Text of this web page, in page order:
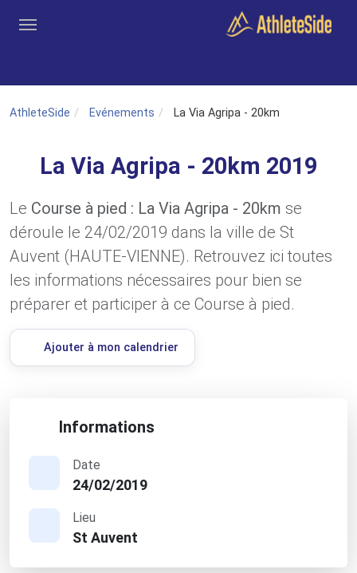
AthleteSide Evénements La Via Agripa - 20km
La Via Agripa - 20km 2019
Le Course à pied : La Via Agripa - 20km se
déroule le 24/02/2019 dans la ville de St
Auvent (HAUTE-VIENNE). Retrouvez ici toutes
les informations nécessaires pour bien se
préparer et participer à ce Course à pied.
Ajouter à mon calendrier
Informations
Date
24/02/2019
Lieu
St Auvent